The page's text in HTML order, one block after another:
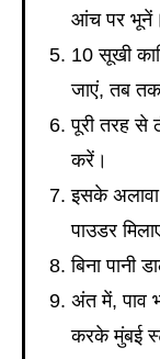
आंच पर
10 सूखी
जाएं, तब
पूरी तरह से
करें।
इसके
पाउडर
बिना पानी
अंत में, पाव
करके मुंबई